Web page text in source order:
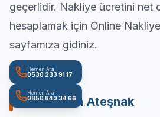
geçerlidir. Nakliye ücretini net
hesaplamak için Online
sayfamıza gidiniz.
YouTube'da Ateşnak
Hemen Ara
0530 233 91 17
Hemen Ara
0850 840 34 66